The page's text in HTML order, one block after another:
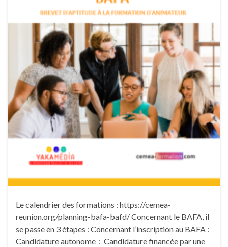
Le calendrier des formations : https://cemea-
reunion.org/planning-bafa-bafd/ Concernant le BAFA, il
se passe en 3 étapes : Concernant l’inscription au BAFA :
Candidature autonome : Candidature financée par une